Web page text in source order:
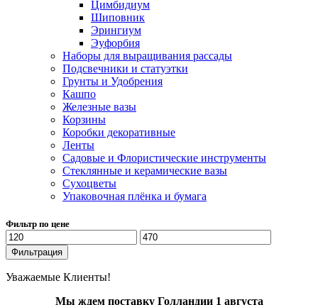
Цимбидиум
Шиповник
Эрингиум
Эуфорбия
Наборы для выращивания рассады
Подсвечники и статуэтки
Грунты и Удобрения
Кашпо
Железные вазы
Корзины
Коробки декоративные
Ленты
Садовые и Флористические инструменты
Стеклянные и керамические вазы
Сухоцветы
Упаковочная плёнка и бумага
Фильтр по цене
Минимальная
цена
Максимальная
цена
Фильтрация
Уважаемые Клиенты!
Мы ждем поставку Голландии 1 августа